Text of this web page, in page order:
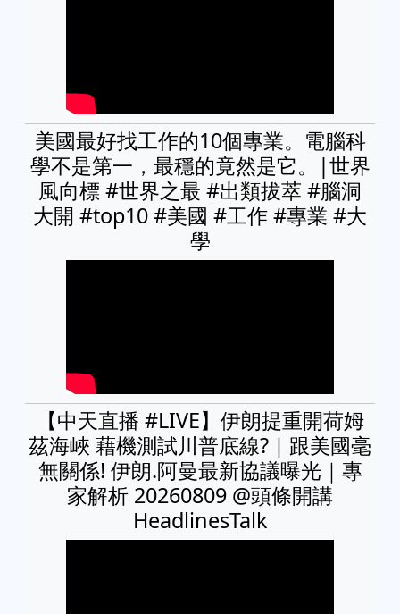
美國最好找工作的10個專業。電腦科
學不是第一，最穩的竟然是它。|世界
風向標 #世界之最 #出類拔萃 #腦洞
大開 #top10 #美國 #工作 #專業 #大
學
【中天直播 #LIVE】伊朗提重開荷姆
茲海峽 藉機測試川普底線?｜跟美國毫
無關係! 伊朗.阿曼最新協議曝光｜專
家解析 20260809 @頭條開講
HeadlinesTalk